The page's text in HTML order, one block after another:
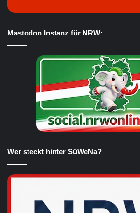
Mastodon Instanz für NRW:
Wer steckt hinter SüWeNa?